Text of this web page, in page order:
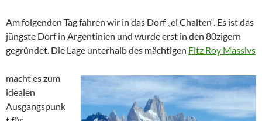
Am folgenden Tag fahren wir in das Dorf „el Chalten“. Es ist das
jüngste Dorf in Argentinien und wurde erst in den 80zigern
gegründet. Die Lage unterhalb des mächtigen Fitz Roy Massivs
macht es zum
idealen
Ausgangspunk